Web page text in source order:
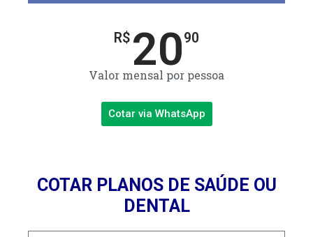
R$ 2090
Valor mensal por pessoa
Cotar via WhatsApp
COTAR PLANOS DE SAÚDE OU
DENTAL